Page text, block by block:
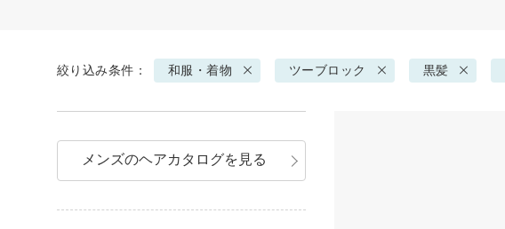
絞り込み条件： 和服・着物 ツーブロック 黒髪
メンズのヘアカタログを見る